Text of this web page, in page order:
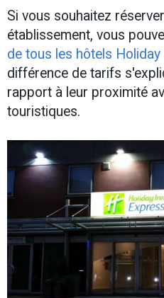
Si vous souhaitez
établissement, vous
de tous les hôtels
différence de tarifs
rapport à leur proximité
touristiques.